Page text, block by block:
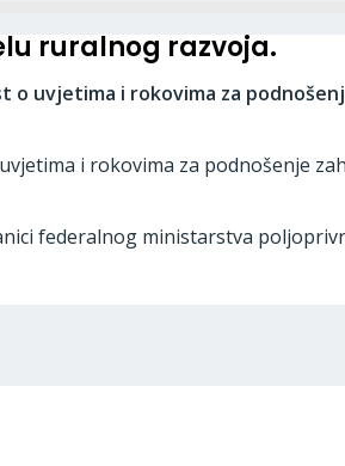
ruralnog razvoja.
o uvjetima i rokovima za
i rokovima za podnošenje
federalnog ministarstva